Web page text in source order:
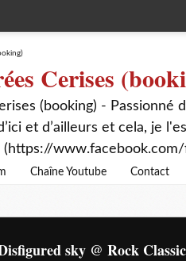
Cerises
(booking) -
et d’ailleurs et cela, je
(https://
Chaîne Youtube Contact
sky @ Rock